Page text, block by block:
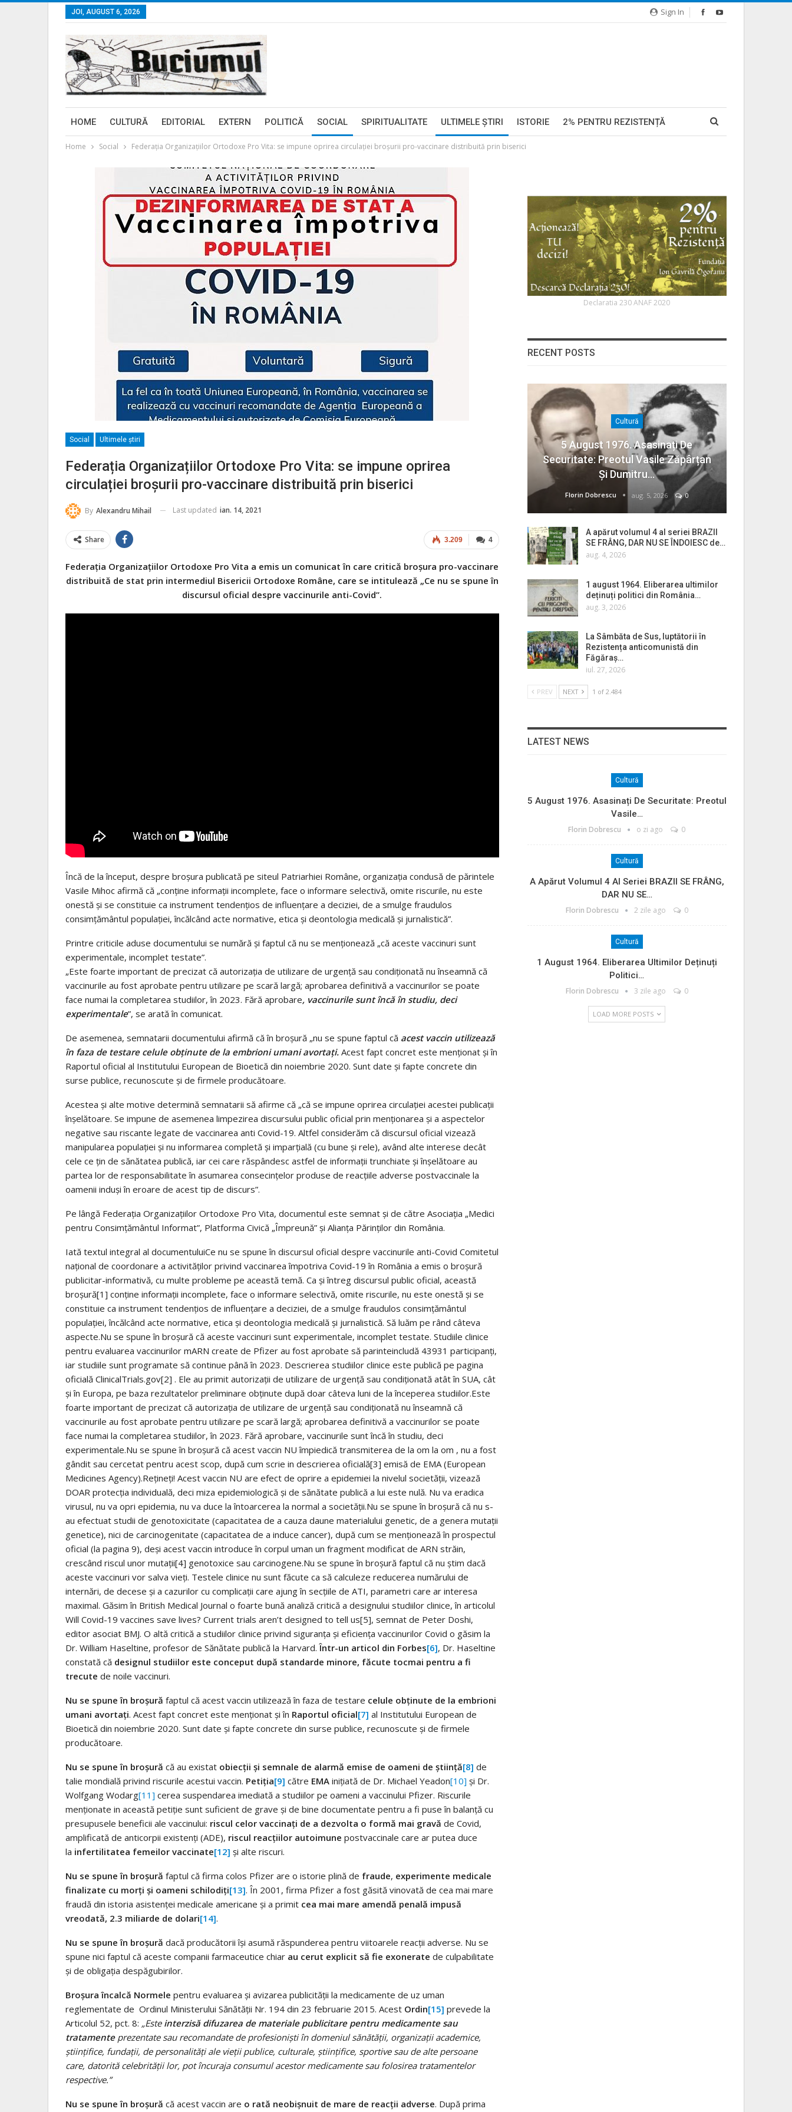
Sign In
JOI, AUGUST 6, 2026
HOME CULTURĂ EDITORIAL EXTERN POLITICĂ SOCIAL SPIRITUALITATE ULTIMELE ŞTIRI ISTORIE 2% PENTRU REZISTENȚĂ
Home Social Federația Organizațiilor Ortodoxe Pro Vita: se impune oprirea circulației broșurii pro-vaccinare distribuită prin biserici
Social Ultimele ştiri
Federația Organizațiilor Ortodoxe Pro Vita: se impune oprirea
circulației broșurii pro-vaccinare distribuită prin biserici
By Alexandru Mihail Last updated ian. 14, 2021
4
3.209
Share
Federația Organizațiilor Ortodoxe Pro Vita a emis un comunicat în care critică broșura pro-vaccinare
distribuită de stat prin intermediul Bisericii Ortodoxe Române, care se intitulează „Ce nu se spune în
discursul oficial despre vaccinurile anti-Covid”.
Încă de la început, despre broșura publicată pe siteul Patriarhiei Române, organizația condusă de părintele
Vasile Mihoc afirmă că „conține informații incomplete, face o informare selectivă, omite riscurile, nu este
onestă și se constituie ca instrument tendențios de influențare a deciziei, de a smulge fraudulos
consimțământul populației, încălcând acte normative, etica și deontologia medicală și jurnalistică”.
Printre criticile aduse documentului se numără și faptul că nu se menționează „că aceste vaccinuri sunt
experimentale, incomplet testate”.
„Este foarte important de precizat că autorizația de utilizare de urgență sau condiționată nu înseamnă că
vaccinurile au fost aprobate pentru utilizare pe scară largă; aprobarea definitivă a vaccinurilor se poate
face numai la completarea studiilor, în 2023. Fără aprobare, vaccinurile sunt încă în studiu, deci
experimentale”, se arată în comunicat.
De asemenea, semnatarii documentului afirmă că în broșură „nu se spune faptul că acest vaccin utilizează
în faza de testare celule obținute de la embrioni umani avortați. Acest fapt concret este menționat și în
Raportul oficial al Institutului European de Bioetică din noiembrie 2020. Sunt date și fapte concrete din
surse publice, recunoscute și de firmele producătoare.
Acestea și alte motive determină semnatarii să afirme că „că se impune oprirea circulației acestei publicații
înșelătoare. Se impune de asemenea limpezirea discursului public oficial prin menționarea și a aspectelor
negative sau riscante legate de vaccinarea anti Covid-19. Altfel considerăm că discursul oficial vizează
manipularea populației și nu informarea completă și imparțială (cu bune și rele), având alte interese decât
cele ce țin de sănătatea publică, iar cei care răspândesc astfel de informații trunchiate și înșelătoare au
partea lor de responsabilitate în asumarea consecințelor produse de reacțiile adverse postvaccinale la
oamenii induși în eroare de acest tip de discurs”.
Pe lângă Federația Organizațiilor Ortodoxe Pro Vita, documentul este semnat și de către Asociația „Medici
pentru Consimțământul Informat”, Platforma Civică „Împreună” și Alianța Părinților din România.
Iată textul integral al documentuluiCe nu se spune în discursul oficial despre vaccinurile anti-Covid Comitetul
național de coordonare a activităților privind vaccinarea împotriva Covid-19 în România a emis o broșură
publicitar-informativă, cu multe probleme pe această temă. Ca și întreg discursul public oficial, această
broșură[1] conține informații incomplete, face o informare selectivă, omite riscurile, nu este onestă și se
constituie ca instrument tendențios de influențare a deciziei, de a smulge fraudulos consimțământul
populației, încălcând acte normative, etica și deontologia medicală și jurnalistică. Să luăm pe rând câteva
aspecte.Nu se spune în broșură că aceste vaccinuri sunt experimentale, incomplet testate. Studiile clinice
pentru evaluarea vaccinurilor mARN create de Pfizer au fost aprobate să parinteincludă 43931 participanți,
iar studiile sunt programate să continue până în 2023. Descrierea studiilor clinice este publică pe pagina
oficială ClinicalTrials.gov[2] . Ele au primit autorizații de utilizare de urgență sau condiționată atât în SUA, cât
și în Europa, pe baza rezultatelor preliminare obținute după doar câteva luni de la începerea studiilor.Este
foarte important de precizat că autorizația de utilizare de urgență sau condiționată nu înseamnă că
vaccinurile au fost aprobate pentru utilizare pe scară largă; aprobarea definitivă a vaccinurilor se poate
face numai la completarea studiilor, în 2023. Fără aprobare, vaccinurile sunt încă în studiu, deci
experimentale.Nu se spune în broșură că acest vaccin NU împiedică transmiterea de la om la om , nu a fost
gândit sau cercetat pentru acest scop, după cum scrie in descrierea oficială[3] emisă de EMA (European
Medicines Agency).Rețineți! Acest vaccin NU are efect de oprire a epidemiei la nivelul societății, vizează
DOAR protecția individuală, deci miza epidemiologică și de sănătate publică a lui este nulă. Nu va eradica
virusul, nu va opri epidemia, nu va duce la întoarcerea la normal a societății.Nu se spune în broșură că nu s-
au efectuat studii de genotoxicitate (capacitatea de a cauza daune materialului genetic, de a genera mutații
genetice), nici de carcinogenitate (capacitatea de a induce cancer), după cum se menționează în prospectul
oficial (la pagina 9), deși acest vaccin introduce în corpul uman un fragment modificat de ARN străin,
crescând riscul unor mutații[4] genotoxice sau carcinogene.Nu se spune în broșură faptul că nu știm dacă
aceste vaccinuri vor salva vieți. Testele clinice nu sunt făcute ca să calculeze reducerea numărului de
internări, de decese și a cazurilor cu complicații care ajung în secțiile de ATI, parametri care ar interesa
maximal. Găsim în British Medical Journal o foarte bună analiză critică a designului studiilor clinice, în articolul
Will Covid-19 vaccines save lives? Current trials aren’t designed to tell us[5], semnat de Peter Doshi,
editor asociat BMJ. O altă critică a studiilor clinice privind siguranța și eficiența vaccinurilor Covid o găsim la
Dr. William Haseltine, profesor de Sănătate publică la Harvard.Într-un articol din Forbes[6], Dr. Haseltine
constată că designul studiilor este conceput după standarde minore, făcute tocmai pentru a fi
trecute de noile vaccinuri.
Nu se spune în broșură faptul că acest vaccin utilizează în faza de testare celule obținute de la embrioni
umani avortați. Acest fapt concret este menționat și în Raportul oficial[7] al Institutului European de
Bioetică din noiembrie 2020. Sunt date și fapte concrete din surse publice, recunoscute și de firmele
producătoare.
Nu se spune în broșură că au existat obiecții și semnale de alarmă emise de oameni de știință[8] de
talie mondială privind riscurile acestui vaccin. Petiția[9] către EMA inițiată de Dr. Michael Yeadon[10] și Dr.
Wolfgang Wodarg[11] cerea suspendarea imediată a studiilor pe oameni a vaccinului Pfizer. Riscurile
menționate in această petiție sunt suficient de grave și de bine documentate pentru a fi puse în balanță cu
presupusele beneficii ale vaccinului: riscul celor vaccinați de a dezvolta o formă mai gravă de Covid,
amplificată de anticorpii existenți (ADE), riscul reacțiilor autoimune postvaccinale care ar putea duce
la infertilitatea femeilor vaccinate[12] și alte riscuri.
Nu se spune în broșură faptul că firma colos Pfizer are o istorie plină de fraude, experimente medicale
finalizate cu morți și oameni schilodiți[13]. În 2001, firma Pfizer a fost găsită vinovată de cea mai mare
fraudă din istoria asistenței medicale americane și a primit cea mai mare amendă penală impusă
vreodată, 2.3 miliarde de dolari[14].
Nu se spune în broșură dacă producătorii își asumă răspunderea pentru viitoarele reacții adverse. Nu se
spune nici faptul că aceste companii farmaceutice chiar au cerut explicit să fie exonerate de culpabilitate
și de obligația despăgubirilor.
Broșura încalcă Normele pentru evaluarea și avizarea publicității la medicamente de uz uman
reglementate de Ordinul Ministerului Sănătății Nr. 194 din 23 februarie 2015. Acest Ordin[15] prevede la
Articolul 52, pct. 8: „Este interzisă difuzarea de materiale publicitare pentru medicamente sau
tratamenteprezentate sau recomandate de profesioniști în domeniul sănătății, organizații academice,
științifice, fundații, de personalități ale vieții publice, culturale, științifice, sportive sau de alte persoane
care, datorită celebrității lor, pot încuraja consumul acestor medicamente sau folosirea tratamentelor
respective.”
Nu se spune în broșură că acest vaccin are o rată neobișnuit de mare de reacții adverse. După prima
Declaratia 230 ANAF 2020
RECENT POSTS
Cultură
5 August 1976. Asasinați De
Securitate: Preotul Vasile Zăpârțan
Și Dumitru…
Florin Dobrescu aug. 5, 2026 0
A apărut volumul 4 al seriei BRAZII
SE FRÂNG, DAR NU SE ÎNDOIESC de…
aug. 4, 2026
1 august 1964. Eliberarea ultimilor
deținuți politici din România…
aug. 3, 2026
La Sâmbăta de Sus, luptătorii în
Rezistența anticomunistă din
Făgăraș…
iul. 27, 2026
PREV NEXT 1 of 2.484
LATEST NEWS
Cultură
5 August 1976. Asasinați De Securitate: Preotul
Vasile…
Florin Dobrescu o zi ago 0
Cultură
A Apărut Volumul 4 Al Seriei BRAZII SE FRÂNG,
DAR NU SE…
Florin Dobrescu 2 zile ago 0
Cultură
1 August 1964. Eliberarea Ultimilor Deținuți
Politici…
Florin Dobrescu 3 zile ago 0
LOAD MORE POSTS